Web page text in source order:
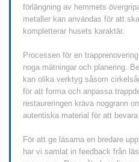
förlängning av hemmets
metaller kan användas för att
kompletterar husets karaktär.
Processen för en
noga mätningar och planering.
kan olika verktyg såsom
för att forma och anpassa
restaureringen kräva noggrann
autentiska material för att
För att ge läsarna en bredare
har vi samlat in feedback från